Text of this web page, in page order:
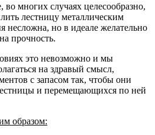
многих случаях целесообразно,
лестницу металлическим
несложна, но в идеале желательно
прочность.
это невозможно и мы
на здравый смысл,
с запасом так, чтобы они
и перемещающихся по ней
образом: